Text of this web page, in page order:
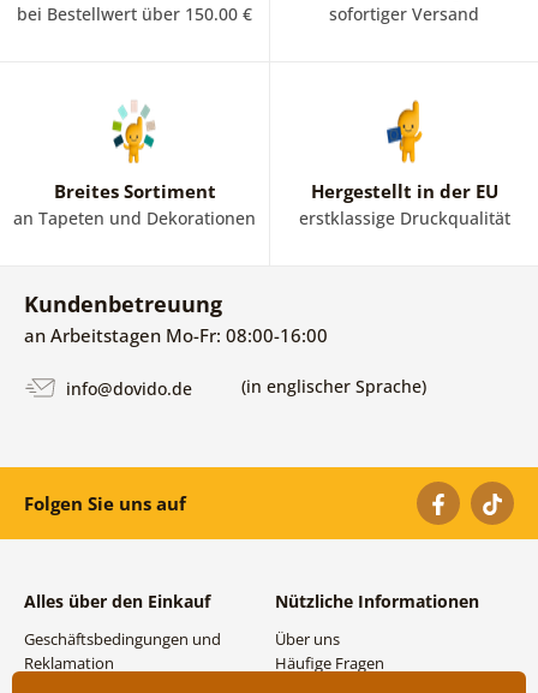
bei Bestellwert über 150.00 € sofortiger Versand
Breites Sortiment
an Tapeten und Dekorationen
Hergestellt in der EU
erstklassige Druckqualität
Kundenbetreuung
an Arbeitstagen Mo-Fr: 08:00-16:00
info@dovido.de (in englischer Sprache)
Folgen Sie uns auf
Alles über den Einkauf
Geschäftsbedingungen und
Reklamation
Nützliche Informationen
Über uns
Häufige Fragen